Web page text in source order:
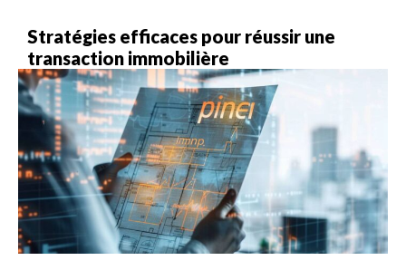
Stratégies efficaces pour réussir une
transaction immobilière